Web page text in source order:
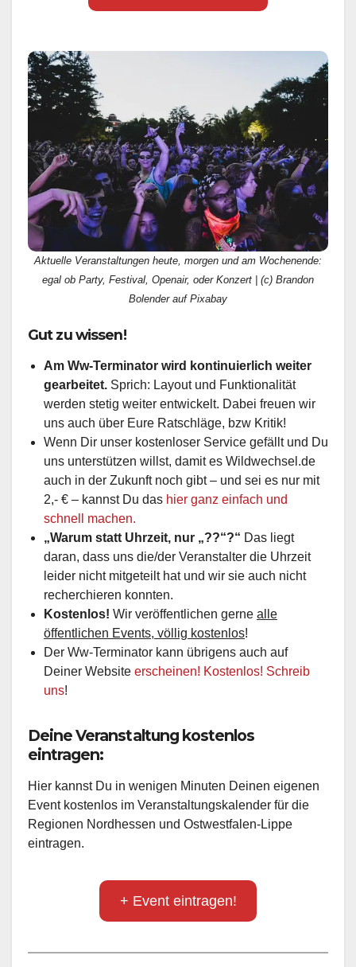
Aktuelle Veranstaltungen heute, morgen und am Wochenende:
egal ob Party, Festival, Openair, oder Konzert | (c) Brandon
Bolender auf Pixabay
Gut zu wissen!
Am Ww-Terminator wird kontinuierlich weiter
gearbeitet. Sprich: Layout und Funktionalität
werden stetig weiter entwickelt. Dabei freuen wir
uns auch über Eure Ratschläge, bzw Kritik!
Wenn Dir unser kostenloser Service gefällt und Du
uns unterstützen willst, damit es Wildwechsel.de
auch in der Zukunft noch gibt – und sei es nur mit
2,- € – kannst Du das hier ganz einfach und
schnell machen.
„Warum statt Uhrzeit, nur „??“?“ Das liegt
daran, dass uns die/der Veranstalter die Uhrzeit
leider nicht mitgeteilt hat und wir sie auch nicht
recherchieren konnten.
Kostenlos! Wir veröffentlichen gerne alle
öffentlichen Events, völlig kostenlos!
Der Ww-Terminator kann übrigens auch auf
Deiner Website erscheinen! Kostenlos! Schreib
uns!
Deine Veranstaltung kostenlos
eintragen:
Hier kannst Du in wenigen Minuten Deinen eigenen
Event kostenlos im Veranstaltungskalender für die
Regionen Nordhessen und Ostwestfalen-Lippe
eintragen.
+ Event eintragen!